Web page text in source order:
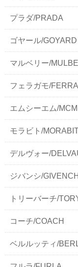
プラダ/PRADA
ゴヤール/GOYARD
マルベリー/
フェラガモ/
エムシーエム/MCM
モラビト/
デルヴォー/
ジバンシ/
トリーバーチ/
コーチ/COACH
ベルルッティ/